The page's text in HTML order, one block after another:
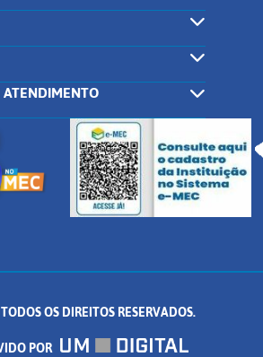
OS DIREITOS RESERVADOS.
POR